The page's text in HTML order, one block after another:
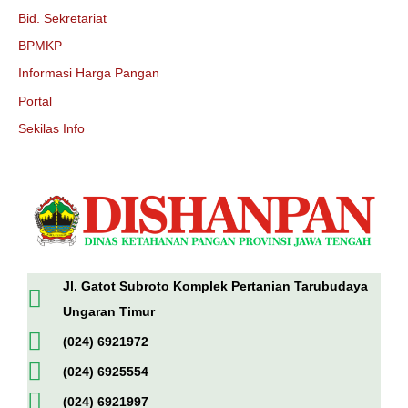
Bid. Sekretariat
BPMKP
Informasi Harga Pangan
Portal
Sekilas Info
Jl. Gatot Subroto Komplek Pertanian Tarubudaya
Ungaran Timur
(024) 6921972
(024) 6925554
(024) 6921997